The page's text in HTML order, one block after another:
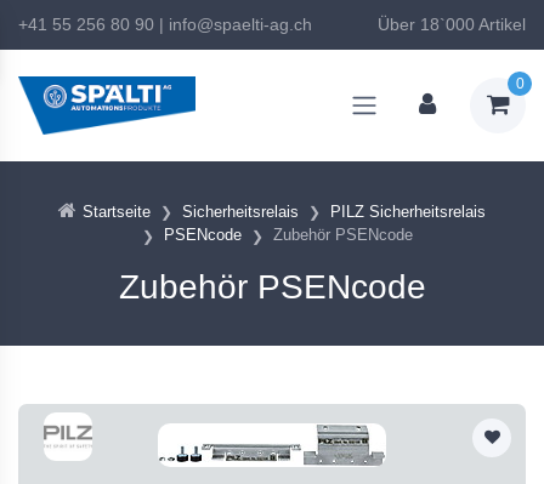
+41 55 256 80 90 | info@spaelti-ag.ch Über 18`000 Artikel
0
Startseite Sicherheitsrelais
PILZ Sicherheitsrelais
PSENcode
Zubehör PSENcode
Zubehör PSENcode